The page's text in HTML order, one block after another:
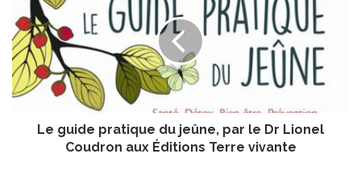
u
i
d
e
p
Le guide pratique du jeûne, par le Dr Lionel
Coudron aux Éditions Terre vivante